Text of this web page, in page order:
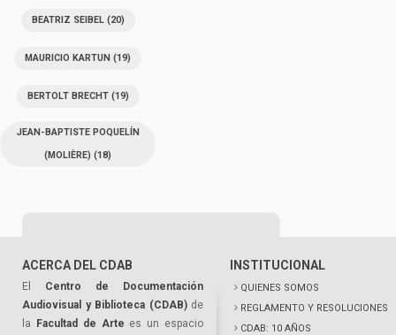
BEATRIZ SEIBEL(20)
MAURICIO KARTUN (19)
BERTOLT BRECHT(19)
JEAN-BAPTISTE POQUELÍN
(MOLIÈRE) (18)
ACERCA DEL CDAB
El Centro de Documentación
Audiovisual y Biblioteca (CDAB)de
la
Facultad de Arte es un espacio
INSTITUCIONAL
QUIENES SOMOS
REGLAMENTO Y RESOLUCIONES
CDAB: 10 AÑOS